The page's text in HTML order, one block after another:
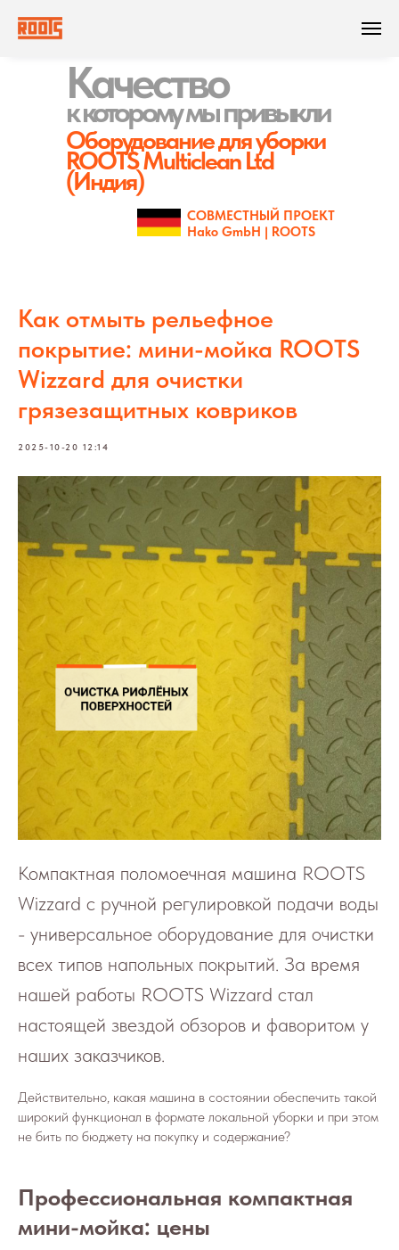
Качество
к которомумы привыкли
Оборудование для уборки
ROOTS Multiclean Ltd
(Индия)
СОВМЕСТНЫЙ ПРОЕКТ
Hako GmbH | ROOTS
Как отмыть рельефное
покрытие: мини-мойка ROOTS
Wizzard для очистки
грязезащитных ковриков
2025-10-20 12:14
Компактная поломоечная машина ROOTS
Wizzard с ручной регулировкой подачи воды
- универсальное оборудование для очистки
всех типов напольных покрытий. За время
нашей работы ROOTS Wizzard стал
настоящей звездой обзоров и фаворитом у
наших заказчиков.
Действительно, какая машина в состоянии обеспечить такой
широкий функционал в формате локальной уборки и при этом
не бить по бюджету на покупку и содержание?
Профессиональная компактная
мини-мойка: цены